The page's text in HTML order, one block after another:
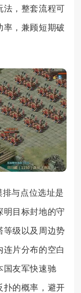
法，整套流程可
率，兼顾短期破
与点位选址是
明目标封地的守
等级以及周边势
片分布的空白
国友军快速驰
扑的概率，避开